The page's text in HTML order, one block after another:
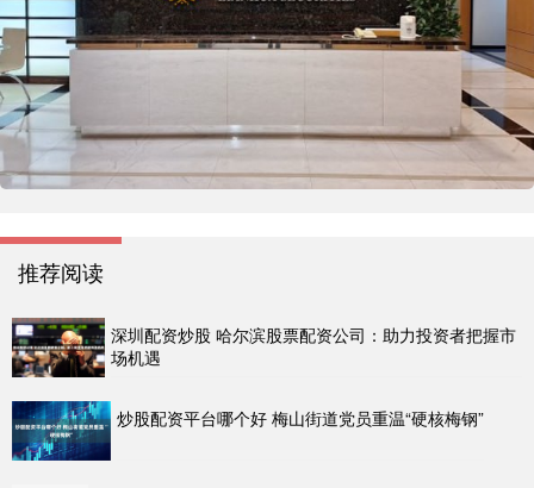
推荐阅读
深圳配资炒股 哈尔滨股票配资公司：助力投资者把握市
场机遇
炒股配资平台哪个好 梅山街道党员重温“硬核梅钢”